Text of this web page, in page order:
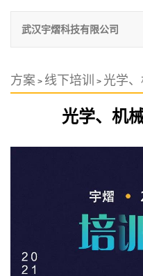
武汉宇熠科技有限公司
方案 > 线下培训 > 光学、
光学、机